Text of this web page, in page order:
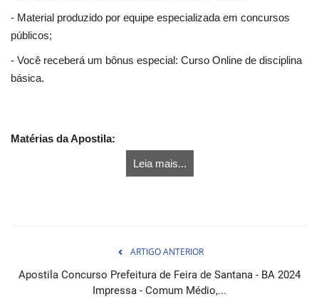
- Material produzido por equipe especializada em concursos
públicos;
- Você receberá um bônus especial: Curso Online de disciplina
básica.
Matérias da Apostila:
Leia mais...
ARTIGO ANTERIOR
Apostila Concurso Prefeitura de Feira de Santana - BA 2024
Impressa - Comum Médio,...